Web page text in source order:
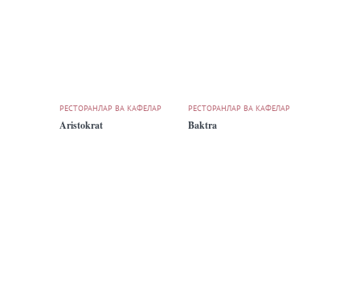
РЕСТОРАНЛАР ВА КАФЕЛАР
Aristokrat
РЕСТОРАНЛАР ВА КАФЕЛАР
Baktra